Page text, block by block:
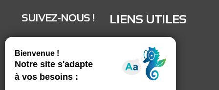
SUIVEZ-NOUS !
Vimeo
Facebook
LIENS UTILES
Marchés publics
Espace presse